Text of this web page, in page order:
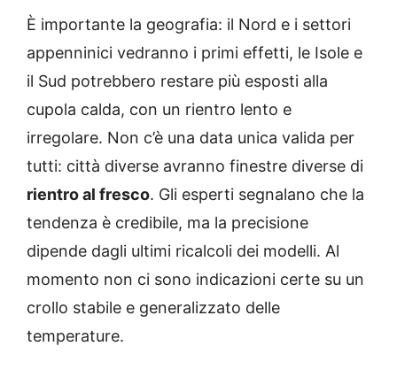
È importante la geografia: il Nord e i settori
appenninici vedranno i primi effetti, le Isole e
il Sud potrebbero restare più esposti alla
cupola calda, con un rientro lento e
irregolare. Non c’è una data unica valida per
tutti: città diverse avranno finestre diverse di
rientro al fresco. Gli esperti segnalano che la
tendenza è credibile, ma la precisione
dipende dagli ultimi ricalcoli dei modelli. Al
momento non ci sono indicazioni certe su un
crollo stabile e generalizzato delle
temperature.